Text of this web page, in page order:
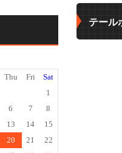
Thu Fri
Sat
1
6 7
8
13 14
15
20 21
22
テール